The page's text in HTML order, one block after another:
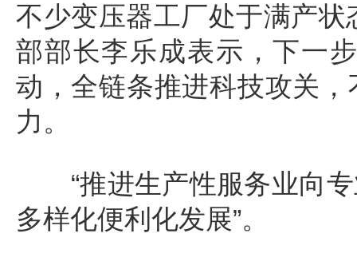
不少变压器工厂处于满产
部部长李乐成表示，下一
动，全链条推进科技攻关
力。
“推进生产性服务业向专
多样化便利化发展”。